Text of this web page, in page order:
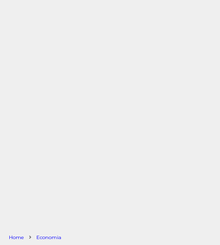
Home Economia